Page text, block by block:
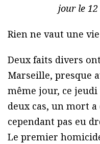
jour le
Rien ne vaut une vie
Deux faits divers
Marseille, presque
même jour, ce jeudi
deux cas, un mort
cependant pas eu
Le premier